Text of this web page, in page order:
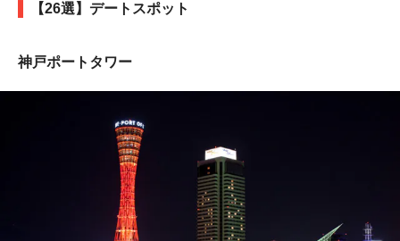
【26選】デートスポット
神戸ポートタワー